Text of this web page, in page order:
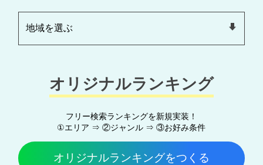
オリジナルランキング
フリー検索ランキングを新規実装！
①エリア ⇒ ②ジャンル ⇒ ③お好み条件
オリジナルランキングをつくる